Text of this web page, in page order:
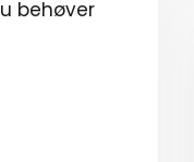
behøver